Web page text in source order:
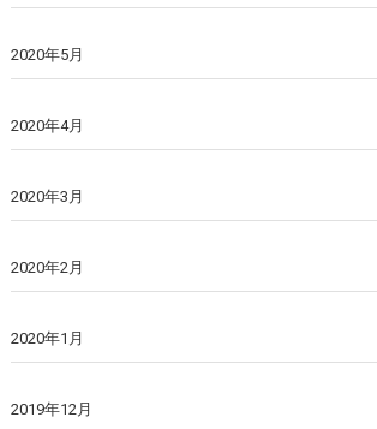
2020年5月
2020年4月
2020年3月
2020年2月
2020年1月
2019年12月